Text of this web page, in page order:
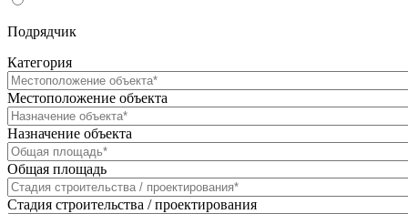
Подрядчик
Категория
Местоположение объекта
Назначение объекта
Общая площадь
Стадия строительства / проектирования